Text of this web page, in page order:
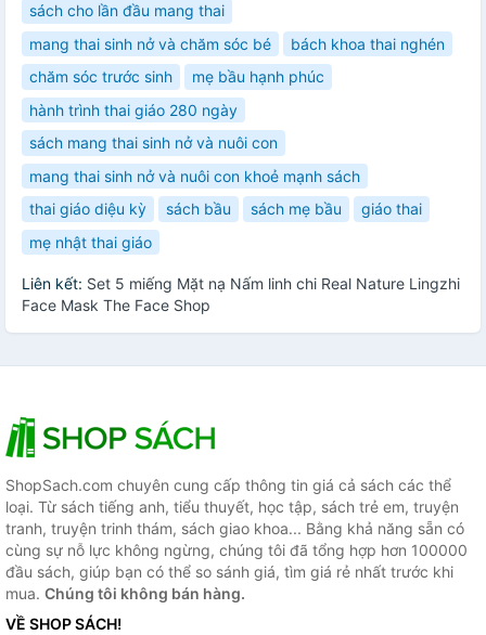
sách cho lần đầu mang thai
mang thai sinh nở và chăm sóc bé
bách khoa thai nghén
chăm sóc trước sinh
mẹ bầu hạnh phúc
hành trình thai giáo 280 ngày
sách mang thai sinh nở và nuôi con
mang thai sinh nở và nuôi con khoẻ mạnh sách
thai giáo diệu kỳ
sách bầu sách mẹ bầu
giáo thai
mẹ nhật thai giáo
Liên kết: Set 5 miếng Mặt nạ Nấm linh chi Real Nature Lingzhi
Face Mask The Face Shop
ShopSach.com chuyên cung cấp thông tin giá cả sách các thể
loại. Từ sách tiếng anh, tiểu thuyết, học tập, sách trẻ em, truyện
tranh, truyện trinh thám, sách giao khoa... Bằng khả năng sẵn có
cùng sự nỗ lực không ngừng, chúng tôi đã tổng hợp hơn 100000
đầu sách, giúp bạn có thể so sánh giá, tìm giá rẻ nhất trước khi
mua. Chúng tôi không bán hàng.
VỀ SHOP SÁCH!